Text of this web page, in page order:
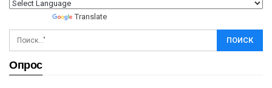
Translate
Опрос